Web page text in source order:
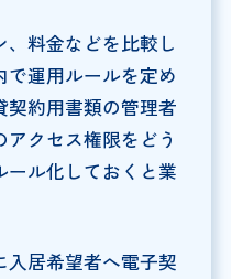
料金などを比較し
運用ルールを定め
契約用書類の管理者
クセス権限をどう
ル化しておくと業
入居希望者へ電子契